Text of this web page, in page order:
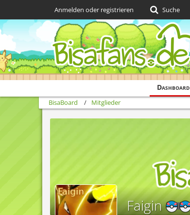
Dashboard
Anmelden oder registrieren Suche
BisaBoard Mitglieder
Faigin